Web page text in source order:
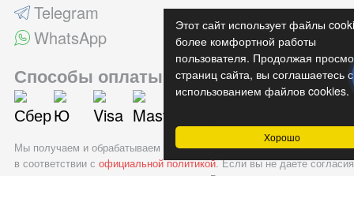
Хорошо
Этот сайт использует файлы
более комфортной работы
пользователя. Продолжая
страниц сайта, вы соглашаетесь с
использованием файлов cookies.
Telegram
WhatsApp
Способы оплаты
Мы получаем и обрабатываем персональные данные посетителей
в соответствии софициальной политикой. Если вы не даете
обработку своих персональных данных, Вам необходимо покинуть